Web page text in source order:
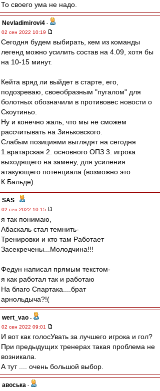
То своего ума не надо.
Nevladimirovi4 -
02 сен 2022 10:19
Сегодня будем выбирать, кем из команды
легенд можно усилить состав на 4.09, хотя бы
на 10-15 минут.
Кейта вряд ли выйдет в старте, его,
подозреваю, своеобразным "пугалом" для
болотных обозначили в противовес новости о
Скоутиньо.
Ну и конечно жаль, что мы не сможем
рассчитывать на Зиньковского.
Слабым позициями выглядят на сегодня
1.вратарская 2. основного ОПЗ 3. игрока
выходящего на замену, для усиления
атакующего потенциала (возможно это
К.Бальде).
SAS -
02 сен 2022 10:15
я так понимаю,
Абаскаль стал темнить-
Тренировки и кто там Работает
Засекречены...Молодчина!!!
Федун написал прямым текстом-
я как работал так и работаю
На благо Спартака....брат
арнольдыча?!(
wert_vao -
02 сен 2022 09:01
И вот как голосУвать за лучшего игрока и гол?
При предыдущих тренерах такая проблема не
возникала.
А тут .... очень большой выбор.
авоська -